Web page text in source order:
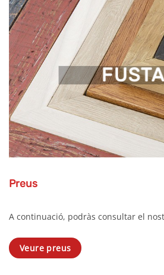
FUSTA
Preus
A continuació, podràs consultar el
Veure preus